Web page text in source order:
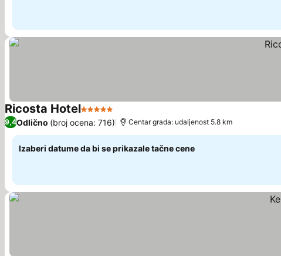
Ricosta Hotel5 ZvezdicePogledaj cene
9,4Odlično (broj ocena: 716) Centar grada: udaljenost 5.8 km
Izaberi datume da bi se prikazale tačne cene